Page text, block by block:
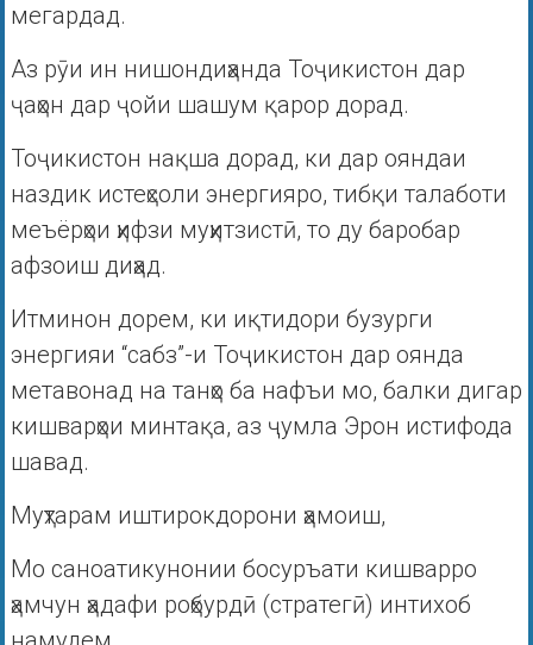
мегардад.
Аз рӯи ин нишондиҳанда Тоҷикистон дар
ҷаҳон дар ҷойи шашум қарор дорад.
Тоҷикистон нақша дорад, ки дар ояндаи
наздик истеҳсоли энергияро, тибқи талаботи
меъёрҳои ҳифзи муҳитзистӣ, то ду баробар
афзоиш диҳад.
Итминон дорем, ки иқтидори бузурги
энергияи “сабз”-и Тоҷикистон дар оянда
метавонад на танҳо ба нафъи мо, балки дигар
кишварҳои минтақа, аз ҷумла Эрон истифода
шавад.
Муҳтарам иштирокдорони ҳамоиш,
Мо саноатикунонии босуръати кишварро
ҳамчун ҳадафи роҳбурдӣ (стратегӣ) интихоб